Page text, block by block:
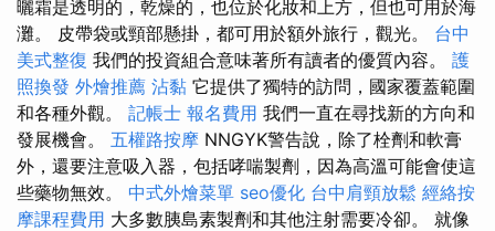
曬霜是透明的，乾燥的，也位於化妝和上方，但也可用於海
灘。 皮帶袋或頸部懸掛，都可用於額外旅行，觀光。 台中
美式整復 我們的投資組合意味著所有讀者的優質內容。 護
照換發 外燴推薦 沾黏 它提供了獨特的訪問，國家覆蓋範圍
和各種外觀。 記帳士 報名費用 我們一直在尋找新的方向和
發展機會。 五權路按摩 NNGYK警告說，除了栓劑和軟膏
外，還要注意吸入器，包括哮喘製劑，因為高溫可能會使這
些藥物無效。 中式外燴菜單 seo優化 台中肩頸放鬆 經絡按
摩課程費用 大多數胰島素製劑和其他注射需要冷卻。 就像